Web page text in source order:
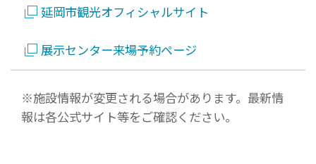
延岡市観光オフィシャルサイト
展示センター来場予約ページ
※施設情報が変更される場合があります。最新情
報は各公式サイト等をご確認ください。